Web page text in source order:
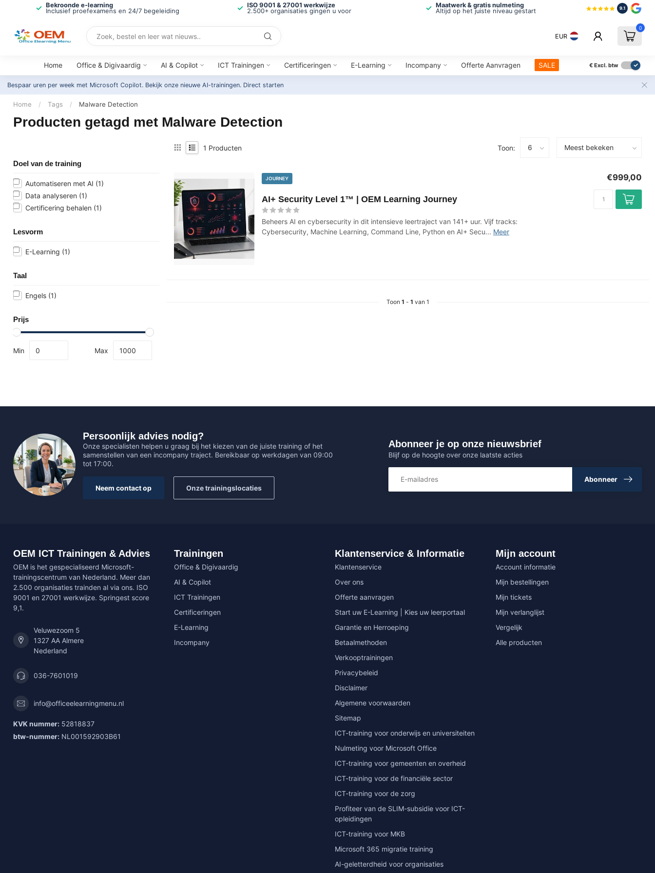
Bekroonde e-learning
Inclusief proefexamens en 24/7 begeleiding
ISO 9001 & 27001 werkwijze
2.500+ organisaties gingen u voor
Maatwerk & gratis nulmeting
Altijd op het juiste niveau gestart
9.1
EUR
0
Home Office & Digivaardig AI & Copilot ICT Trainingen Certificeringen E-Learning Incompany Offerte Aanvragen SALE € Excl. btw
Bespaar uren per week met Microsoft Copilot. Bekijk onze nieuwe AI-trainingen. Direct starten
Home / Tags / Malware Detection
Producten getagd met Malware Detection
Doel van de training
Automatiseren met AI (1)
Data analyseren (1)
Certificering behalen (1)
Lesvorm
E-Learning (1)
Taal
Engels (1)
Prijs
Min Max
1 Producten Toon:
JOURNEY
AI+ Security Level 1™ | OEM Learning Journey
Beheers AI en cybersecurity in dit intensieve leertraject van 141+ uur. Vijf tracks:
Cybersecurity, Machine Learning, Command Line, Python en AI+ Secu... Meer
€999,00
Toon 1 - 1 van 1
Persoonlijk advies nodig?
Onze specialisten helpen u graag bij het kiezen van de juiste training of het
samenstellen van een incompany traject. Bereikbaar op werkdagen van 09:00
tot 17:00.
Neem contact op Onze trainingslocaties
Abonneer je op onze nieuwsbrief
Blijf op de hoogte over onze laatste acties
Abonneer
OEM ICT Trainingen & Advies
OEM is het gespecialiseerd Microsoft-
trainingscentrum van Nederland. Meer dan
2.500 organisaties trainden al via ons. ISO
9001 en 27001 werkwijze. Springest score
9,1.
Veluwezoom 5
1327 AA Almere
Nederland
036-7601019
info@officeelearningmenu.nl
KVK nummer: 52818837
btw-nummer: NL001592903B61
Trainingen
Office & Digivaardig
AI & Copilot
ICT Trainingen
Certificeringen
E-Learning
Incompany
Klantenservice & Informatie
Klantenservice
Over ons
Offerte aanvragen
Start uw E-Learning | Kies uw leerportaal
Garantie en Herroeping
Betaalmethoden
Verkooptrainingen
Privacybeleid
Disclaimer
Algemene voorwaarden
Sitemap
ICT-training voor onderwijs en universiteiten
Nulmeting voor Microsoft Office
ICT-training voor gemeenten en overheid
ICT-training voor de financiële sector
ICT-training voor de zorg
Profiteer van de SLIM-subsidie voor ICT-
opleidingen
ICT-training voor MKB
Microsoft 365 migratie training
AI-geletterdheid voor organisaties
Mijn account
Account informatie
Mijn bestellingen
Mijn tickets
Mijn verlanglijst
Vergelijk
Alle producten